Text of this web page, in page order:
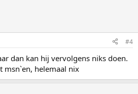
#4
dan kan hij vervolgens niks doen.
msn`en, helemaal nix